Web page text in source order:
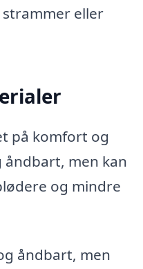
eller
på komfort og
men kan
og mindre
åndbart, men